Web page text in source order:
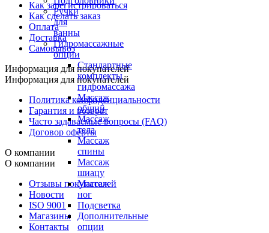
Ручки
для
ванны
Гидромассажные
опции
Стандартные
комплекты
гидромассажа
Массаж
общий
Массаж
тела
Массаж
спины
Массаж
шиацу
Массаж
ног
Подсветка
Дополнительные
опции
Как зарегистрироваться
Как сделать заказ
Оплата
Доставка
Самовывоз
Информация для покупателей
Информация для покупателей
Политика конфиденциальности
Гарантия и возврат
Часто задаваемые вопросы (FAQ)
Договор оферты
О компании
О компании
Отзывы покупателей
Новости
ISO 9001
Магазины
Контакты